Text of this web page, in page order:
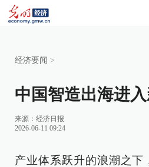
经济要闻 >
中国智造出海进
来源： 经济日报
2026-06-11 09:24
产业体系跃升的浪潮之下